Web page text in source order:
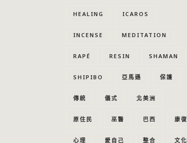
HEALING ICAROS
INCENSE MEDITATION
RAPÉ RESIN SHAMAN
SHIPIBO 亞馬遜 保護
傳統 儀式 北美洲
原住民 巫醫 巴西 康復
心理 愛自己 整合 文化